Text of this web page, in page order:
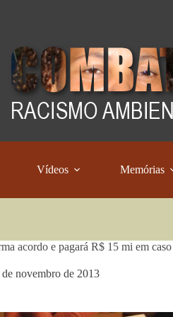
Vídeos Memórias
acordo e pagará R$ 15 mi em
de novembro de 2013